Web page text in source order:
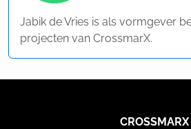
Jabik de Vries is als vormgever
projecten van CrossmarX.
CROSSMARX